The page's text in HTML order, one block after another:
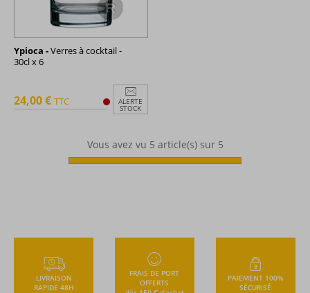
Ypioca -Verres à cocktail -
30cl x 6
ALERTE
STOCK
24,00 € TTC
Vous avez vu 5 article(s) sur 5
LIVRAISON
RAPIDE 48H
FRAIS DE PORT
OFFERTS
PAIEMENT 100%
SÉCURISÉ